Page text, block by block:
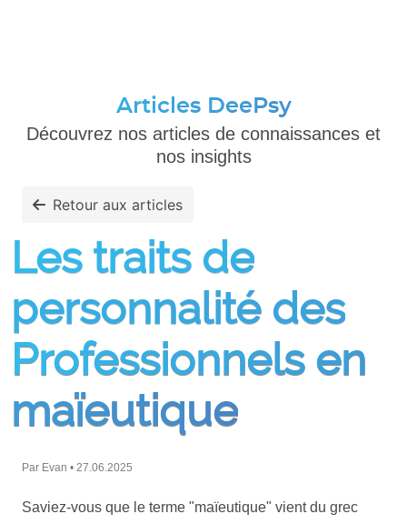
Articles DeePsy
Découvrez nos articles de connaissances et
nos insights
Retour aux articles
Les traits de
personnalité des
Professionnels en
maïeutique
Par Evan • 27.06.2025
Saviez-vous que le terme "maïeutique" vient du grec